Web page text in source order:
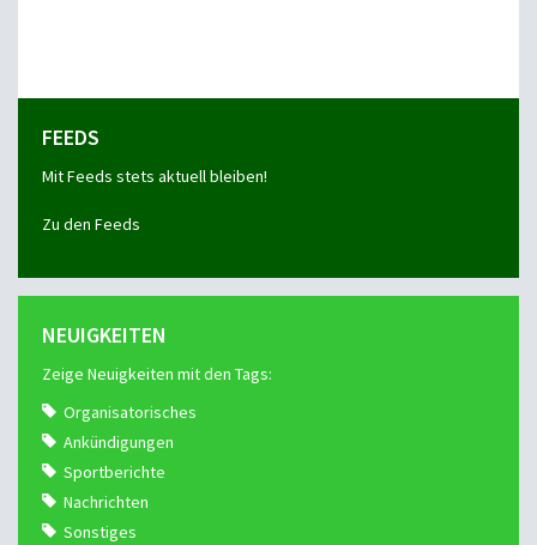
FEEDS
Mit Feeds stets aktuell bleiben!
Zu den Feeds
NEUIGKEITEN
Zeige Neuigkeiten mit den Tags:
Organisatorisches
Ankündigungen
Sportberichte
Nachrichten
Sonstiges